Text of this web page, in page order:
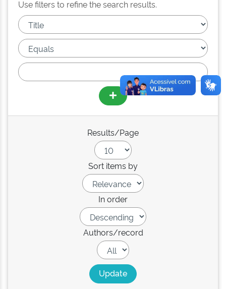
Use filters to refine the search results.
Results/Page
Sort items by
In order
Authors/record